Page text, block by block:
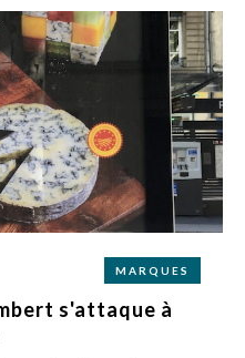
MARQUES
s'attaque à